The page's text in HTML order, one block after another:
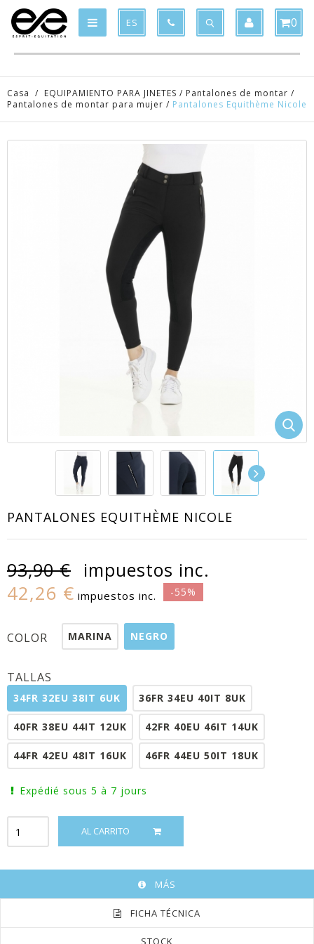
ES 0
Casa / EQUIPAMIENTO PARA JINETES / Pantalones de montar /
Pantalones de montar para mujer / Pantalones Equithème Nicole
PANTALONES EQUITHÈME NICOLE
93,90 € impuestos inc.
42,26 € impuestos inc. -55%
COLOR MARINA NEGRO
TALLAS
34FR 32EU 38IT 6UK 36FR 34EU 40IT 8UK
40FR 38EU 44IT 12UK 42FR 40EU 46IT 14UK
44FR 42EU 48IT 16UK 46FR 44EU 50IT 18UK
Expédié sous 5 à 7 jours
AL CARRITO
MÁS
FICHA TÉCNICA
STOCK
Product added to the cart x
Product deleted from the cart x